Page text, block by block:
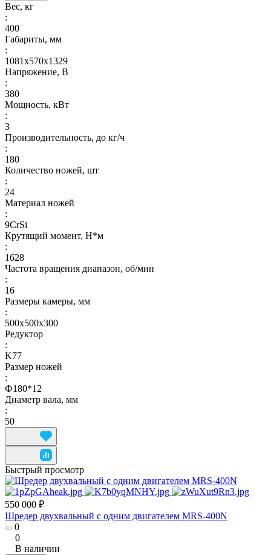
Вес, кг
:
400
Габариты, мм
:
1081х570х1329
Напряжение, В
:
380
Мощность, кВт
:
3
Производительность, до кг/ч
:
180
Количество ножей, шт
:
24
Материал ножей
:
9CrSi
Крутящий момент, Н*м
:
1628
Частота вращения диапазон, об/мин
:
16
Размеры камеры, мм
:
500x500x300
Редуктор
:
K77
Размер ножей
:
Ф180*12
Диаметр вала, мм
:
50
Быстрый просмотр
550 000 ₽
Шредер двухвальный с одним двигателем MRS-400N
0
0
В наличии